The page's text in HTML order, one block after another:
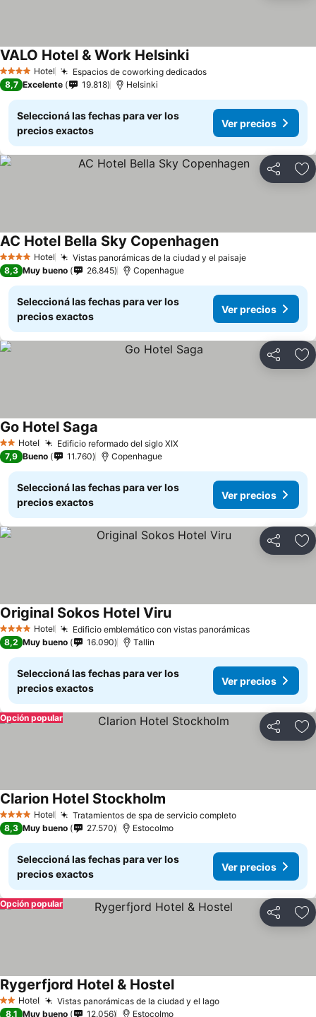
4 EstrellasHotel Espacios de coworking dedicados
VALO Hotel & Work Helsinki
8,7 Excelente 19.818 Helsinki
Seleccioná las fechas para ver los
precios exactos
Ver precios
Compartir
4 EstrellasHotel Vistas panorámicas de la ciudad y el paisaje
AC Hotel Bella Sky Copenhagen
8,3 Muy bueno 26.845 Copenhague
Seleccioná las fechas para ver los
precios exactos
Ver precios
Compartir
2 Estrellas
Hotel Edificio reformado del siglo XIX
Go Hotel Saga
7,9 Bueno 11.760 Copenhague
Seleccioná las fechas para ver los
precios exactos
Ver precios
Compartir
4 EstrellasHotel Edificio emblemático con vistas panorámicas
Original Sokos Hotel Viru
8,2 Muy bueno 16.090 Tallin
Seleccioná las fechas para ver los
precios exactos
Ver precios
Compartir
Opción popular
4 EstrellasHotel Tratamientos de spa de servicio completo
Clarion Hotel Stockholm
8,3 Muy bueno 27.570 Estocolmo
Seleccioná las fechas para ver los
precios exactos
Ver precios
Compartir
Opción popular
2 Estrellas
Hotel Vistas panorámicas de la ciudad y el lago
Rygerfjord Hotel & Hostel
8,1 Muy bueno 12.056 Estocolmo